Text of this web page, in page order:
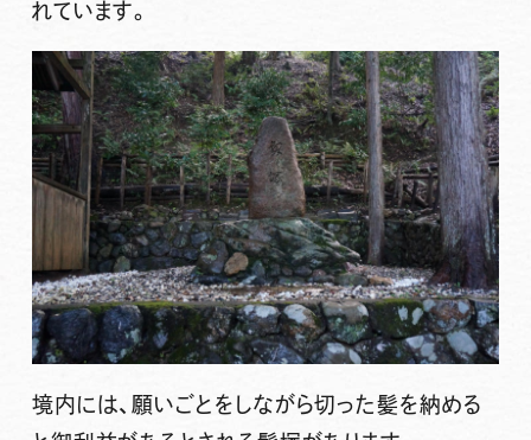
れています。
境内には、願いごとをしながら切った髪を納める